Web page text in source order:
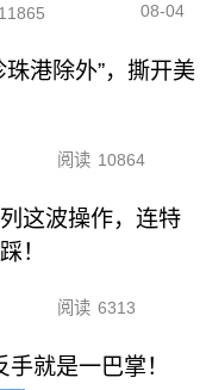
11865 08-04
珠港除外”，撕开美
阅读 10864
这波操作，连特
！
阅读 6313
就是一巴掌！